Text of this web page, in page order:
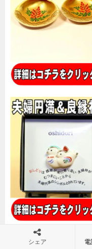
シェア 電